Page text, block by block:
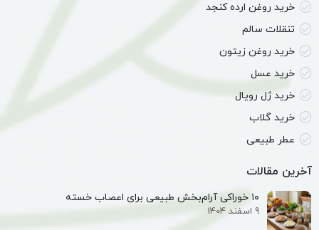
خرید روغن ارده کنجد
تنقلات سالم
خرید روغن زیتون
خرید عسل
خرید ژل رویال
خرید گلاب
عطر طبیعی
آخرین مقالات
۱۰ خوراکی آرام‌بخش طبیعی برای اعصاب خسته
9 اسفند 1404